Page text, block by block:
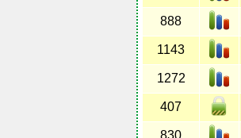
888
1143
1272
407
830